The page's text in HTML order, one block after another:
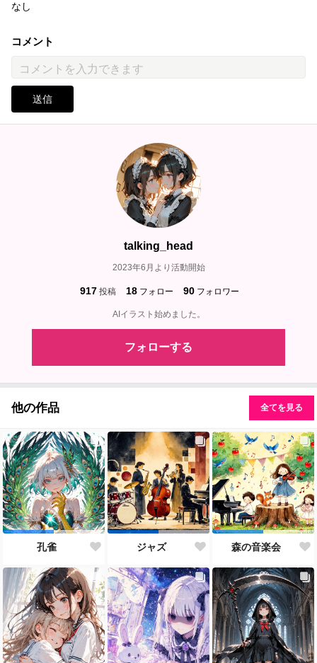
なし
コメント
送信
talking_head
2023年6月より活動開始
917 投稿 18 フォロー 90 フォロワー
AIイラスト始めました。
フォローする
他の作品 全てを見る
孔雀 ジャズ 森の音楽会